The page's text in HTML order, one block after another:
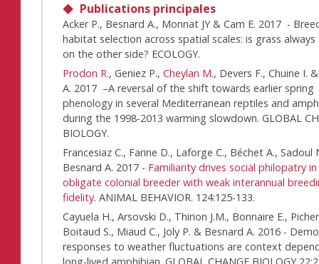
Publications principales
Acker P., Besnard A., Monnat JY & Cam E. 2017 -
habitat selection across spatial scales: is grass always
on the other side? ECOLOGY.
Prodon R., Geniez P.,Cheylan M., Devers F., Chuine I.
A. 2017 –A reversal of the shift towards earlier spring
phenology in several Mediterranean reptiles and
during the 1998-2013 warming slowdown. GLOBAL
BIOLOGY.
Francesiaz C., Farine D., Laforge C., Béchet A., Sadoul
Besnard A. 2017 - Familiarity drives social philopatry
obligate colonial breeder with weak interannual
fidelity. ANIMAL BEHAVIOR. 124:125-133.
Cayuela H., Arsovski D., Thirion J.M., Bonnaire E.,
Boitaud S., Miaud C., Joly P. & Besnard A. 2016 -
responses to weather fluctuations are context
long-lived amphibian. GLOBAL CHANGE BIOLOGY